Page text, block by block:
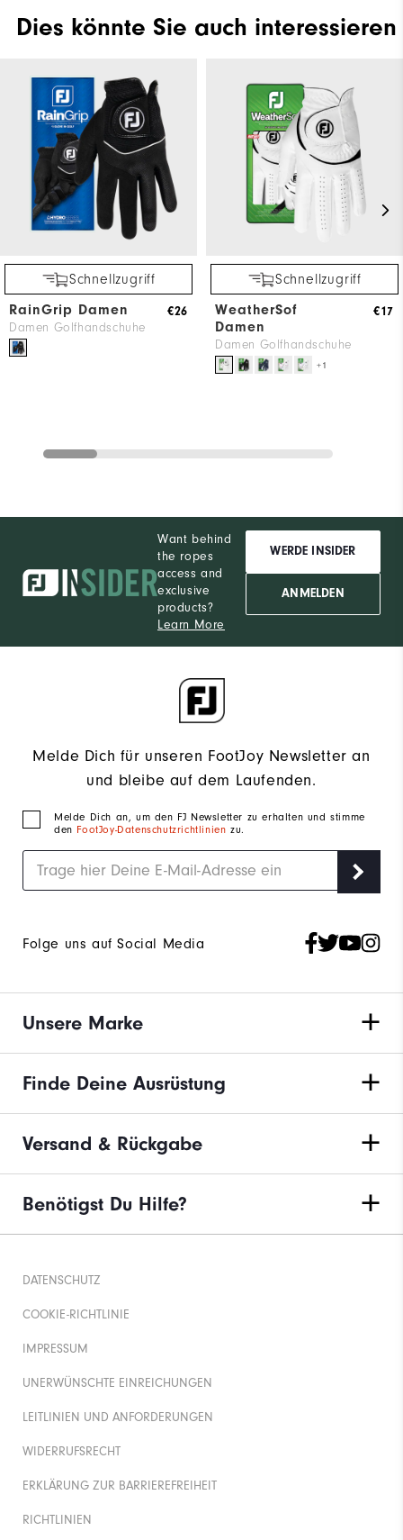
Dies könnte Sie auch interessieren
Schnellzugriff
RainGrip Damen
Damen Golfhandschuhe
€26
Schnellzugriff
WeatherSof
Damen
Damen Golfhandschuhe
+1
€17
Want behind
the ropes
access and
exclusive
products?
Learn More
WERDE INSIDER
ANMELDEN
Melde Dich für unseren FootJoy Newsletter an
und bleibe auf dem Laufenden.
Melde Dich an, um den FJ Newsletter zu erhalten und stimme
den FootJoy-Datenschutzrichtlinienzu.
Folge uns auf Social Media
Unsere Marke
Finde Deine Ausrüstung
Versand & Rückgabe
Benötigst Du Hilfe?
DATENSCHUTZ
COOKIE-RICHTLINIE
IMPRESSUM
UNERWÜNSCHTE EINREICHUNGEN
LEITLINIEN UND ANFORDERUNGEN
WIDERRUFSRECHT
ERKLÄRUNG ZUR BARRIEREFREIHEIT
RICHTLINIEN